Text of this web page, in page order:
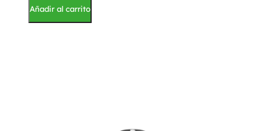
Añadir al carrito